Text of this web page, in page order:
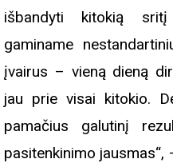
išbandyti kitokią
gaminame
įvairus – vieną dieną
jau prie visai kitokio.
pamačius galutinį
pasitenkinimo jausmas“,